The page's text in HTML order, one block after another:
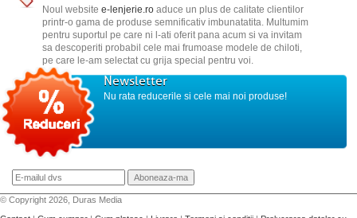
Noul website e-lenjerie.roaduce un plus de calitate clientilor
printr-o gama de produse semnificativ imbunatatita. Multumim
pentru suportul pe care ni l-ati oferit pana acum si va invitam
sa descoperiti probabil cele mai frumoase modele de chiloti,
pe care le-am selectat cu grija special pentru voi.
Newsletter
Nu rata reducerile si cele mai noi produse!
© Copyright 2026, Duras Media